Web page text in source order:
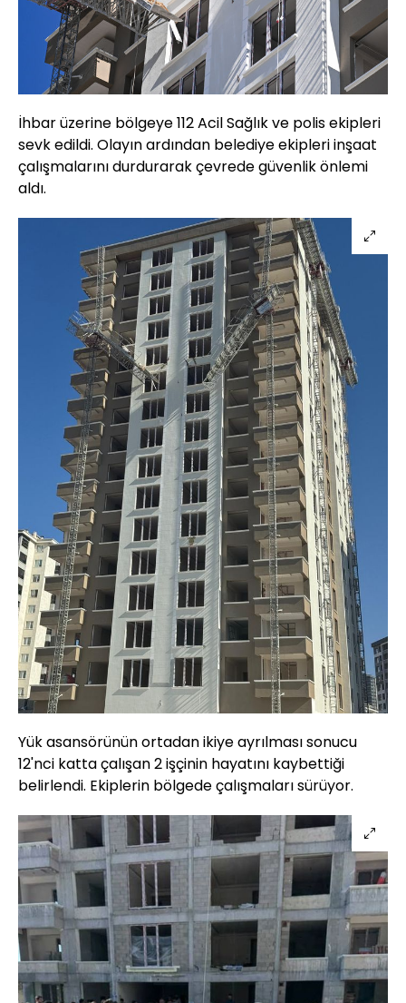
İhbar üzerine bölgeye 112 Acil Sağlık ve polis ekipleri
sevk edildi. Olayın ardından belediye ekipleri inşaat
çalışmalarını durdurarak çevrede güvenlik önlemi
aldı.
Yük asansörünün ortadan ikiye ayrılması sonucu
12'nci katta çalışan 2 işçinin hayatını kaybettiği
belirlendi. Ekiplerin bölgede çalışmaları sürüyor.